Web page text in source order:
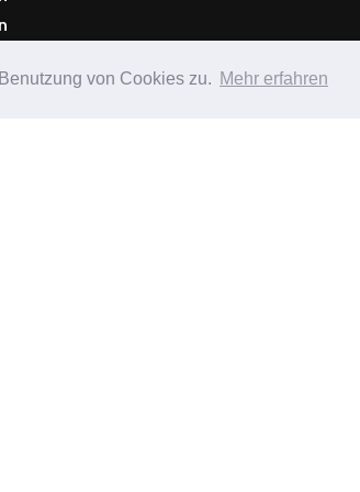
von Cookies zu. Mehr erfahren